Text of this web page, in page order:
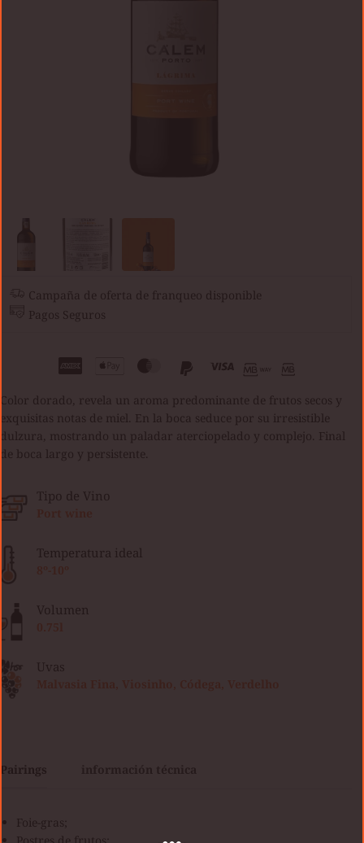
Campaña de oferta de franqueo disponible
Pagos Seguros
Color dorado, revela un aroma predominante de frutos secos y
exquisitas notas de miel. En la boca seduce por su irresistible
dulzura, mostrando un paladar aterciopelado y complejo. Final
de boca largo y persistente.
Tipo de Vino
Temperatura ideal
Volumen
Uvas
Pairings
Foie-gras;